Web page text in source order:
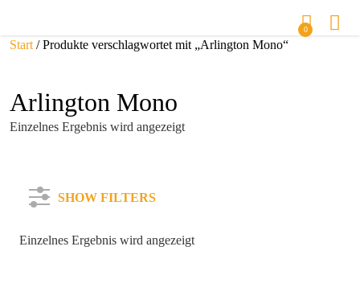
0
Start / Produkte verschlagwortet mit „Arlington Mono“
Arlington Mono
Einzelnes Ergebnis wird angezeigt
SHOW FILTERS
Einzelnes Ergebnis wird angezeigt